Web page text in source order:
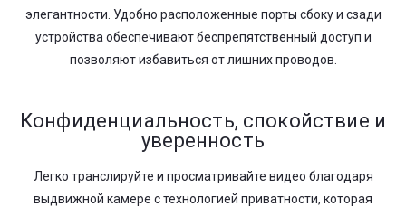
элегантности. Удобно расположенные порты сбоку и сзади
устройства обеспечивают беспрепятственный доступ и
позволяют избавиться от лишних проводов.
Конфиденциальность, спокойствие и
уверенность
Легко транслируйте и просматривайте видео благодаря
выдвижной камере с технологией приватности, которая